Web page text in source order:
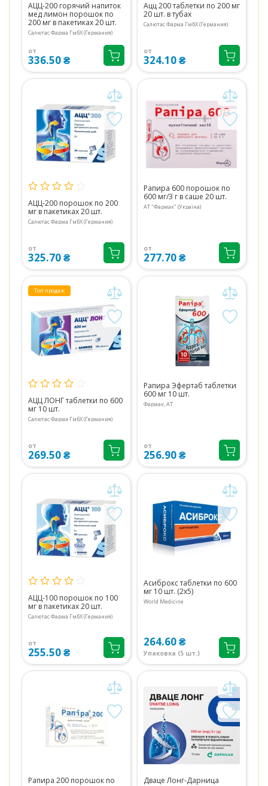
АЦЦ-200 горячий напиток
мед лимон порошок по
200 мг в пакетиках 20 шт.
Салютас Фарма ГмбХ (Германия)
от
336.50 ₴
Ацц 200 таблетки по 200 мг
20 шт. в тубах
Салютас Фарма ГмбХ (Германия)
от
324.10 ₴
АЦЦ-200 порошок по 200
мг в пакетиках 20 шт.
Салютас Фарма ГмбХ (Германия)
от
325.70 ₴
Рапира 600 порошок по
600 мг/3 г в саше 20 шт.
АТ "Фармак" (Україна)
от
277.70 ₴
Топ продаж
АЦЦ ЛОНГ таблетки по 600
мг 10 шт.
Салютас Фарма ГмбХ (Германия)
от
269.50 ₴
Рапира Эфертаб таблетки
600 мг 10 шт.
Фармак, АТ
от
256.90 ₴
АЦЦ-100 порошок по 100
мг в пакетиках 20 шт.
Салютас Фарма ГмбХ (Германия)
от
255.50 ₴
Асиброкс таблетки по 600
мг 10 шт. (2х5)
World Medicine
264.60 ₴
Упаковка (5 шт.)
Рапира 200 порошок по
Дваце Лонг-Дарница